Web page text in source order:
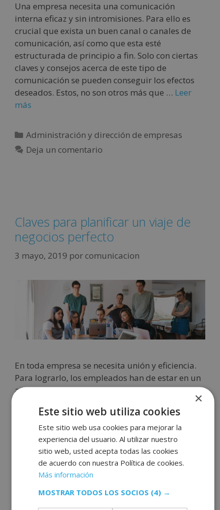
Una empresa necesita una comunicación
interna eficaz y sin intromisiones. Para ello es
crucial que exista un buen canal o canales de
comunicación, así como que esta esté
estructurada de principio a fin. Solo con ciertas
claves y consejos acerca de este tipo de
comunicación se pueden conseguir los efectos
deseados. Estos, no son otros más que … Leer
más
Administración y dirección de empresas
Deja un comentario
Claves para planificar un viaje de
negocios perfecto
3 mayo, 2019 por comunicacion
En toda empresa se necesita unión y eficiencia.
Para lograrlo, los empleados han de estar en un
ambiente agradable y motivados con acciones
un viaje de empresa. Con ello se refuerzan los
vínculos, relaja las tensiones laborales y fomenta
la mejora de la productividad y la eficiencia. Sin
embargo, para …Leer más
Deja un comentario
×
Este sitio web utiliza cookies
Este sitio web usa cookies para mejorar la
experiencia del usuario. Al utilizar nuestro
sitio web, usted acepta todas las cookies
de acuerdo con nuestra Política de cookies.
Más información
MOSTRAR TODOS LOS SOCIOS (4) →